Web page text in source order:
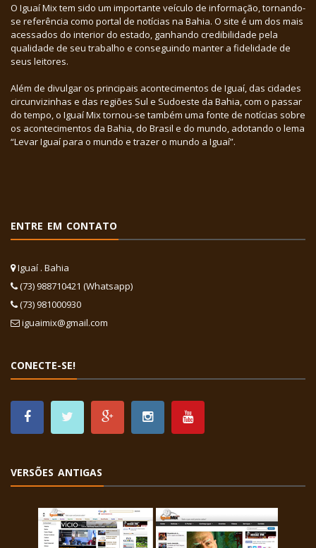
O Iguaí Mix tem sido um importante veículo de informação, tornando-
se referência como portal de notícias na Bahia. O site é um dos mais
acessados do interior do estado, ganhando credibilidade pela
qualidade de seu trabalho e conseguindo manter a fidelidade de
seus leitores.
Além de divulgar os principais acontecimentos de Iguaí, das cidades
circunvizinhas e das regiões Sul e Sudoeste da Bahia, com o passar
do tempo, o Iguaí Mix tornou-se também uma fonte de notícias sobre
os acontecimentos da Bahia, do Brasil e do mundo, adotando o lema
“Levar Iguaí para o mundo e trazer o mundo a Iguaí”.
ENTRE EM CONTATO
Iguaí . Bahia
(73) 988710421 (Whatsapp)
(73) 981000930
iguaimix@gmail.com
CONECTE-SE!
VERSÕES ANTIGAS